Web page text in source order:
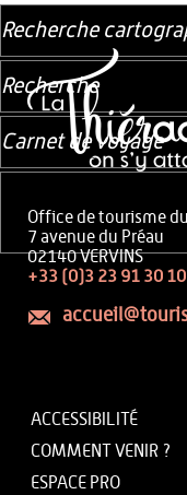
Office de tourisme
7 avenue du Préau
02140 VERVINS
+33 (0)3 23 91 30 10
ACCESSIBILITÉ
COMMENT VENIR ?
ESPACE PRO
Recherche
Recherche
Carnet de voyage